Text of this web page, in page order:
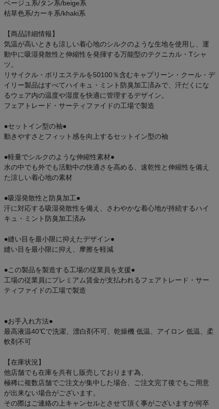
ベージュ系/タン系/beige系
枯草色系/カーキ系/khaki系
【商品詳細情報】
気温が高いときも涼しい着心地のシルクのような生地を使用し、運
動中に吸湿発散性と伸縮性を発揮する万能型のテクニカル・Tシャ
ツ。
リサイクル・ポリエステルを50100％含むキャプリーン・クール・デ
イリー製品はすべてハイキュ・ミント防臭加工済みで、汗だくにな
るウェア内の温度や湿度を快適に管理するデザイン。
フェアトレード・サーティファイドの工場で製造
●セットイン型の袖●
動きやすさとフィット感を向上するセットイン型の袖
●軽量でシルクのような伸縮性素材●
水の中でも外でも活動中の快適さを高める、速乾性と伸縮性を備え
た涼しい着心地の素材
●吸湿発散性と防臭加工●
汗に対応する吸湿発散性を備え、さわやかな着心地が持続するハイ
キュ・ミント防臭加工済み
●縫い目を最小限に抑えたデザイン●
縫い目を最小限に抑え、摩擦を軽減
●この製品を製造する工場の従業員を支援●
工場の従業員にプレミアム賃金が支払われるフェアトレード・サー
ティファイドの工場で製造
●お手入れ方法●
最高液温40℃で洗濯、漂白剤不可、乾燥機 低温、アイロン 低温、柔
軟剤不可
【在庫状況】
他店舗でも在庫を共有し販売しております為、
極稀に複数店舗でご注文が集中した場合、ご注文完了後でもご用意
が出来ない場合がございます。
その際はご連絡の上キャンセルとさせて頂く事がございますが何卒